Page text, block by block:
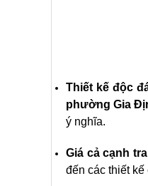
Thiết kế độc
phường Gia
ý nghĩa.
Giá cả cạnh
đến các thiết